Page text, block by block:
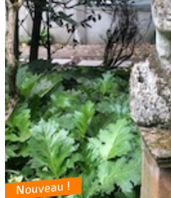
Nouveau !